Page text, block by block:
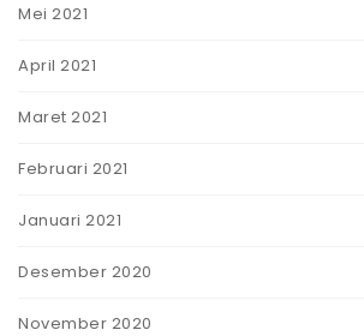
Mei 2021
April 2021
Maret 2021
Februari 2021
Januari 2021
Desember 2020
November 2020